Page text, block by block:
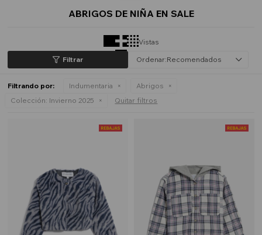
ABRIGOS DE NIÑA EN SALE
Vistas
Recomendados
Filtrando por: Indumentaria
Abrigos
Colección: Invierno 2025 Quitar filtros